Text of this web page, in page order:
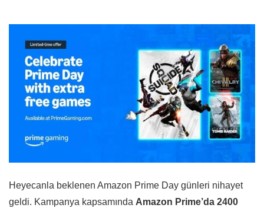
Heyecanla beklenen Amazon Prime Day günleri nihayet
geldi. Kampanya kapsamında Amazon Prime’da 2400